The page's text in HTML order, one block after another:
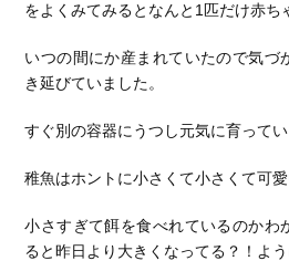
をよくみてみるとなんと1匹だけ赤ち
いつの間にか産まれていたので気づ
き延びていました。
すぐ別の容器にうつし元気に育ってい
稚魚はホントに小さくて小さくて可
小さすぎて餌を食べれているのかわ
ると昨日より大きくなってる？！よう